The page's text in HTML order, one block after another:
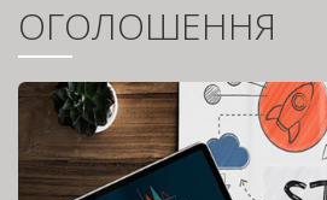
ОГОЛОШЕННЯ